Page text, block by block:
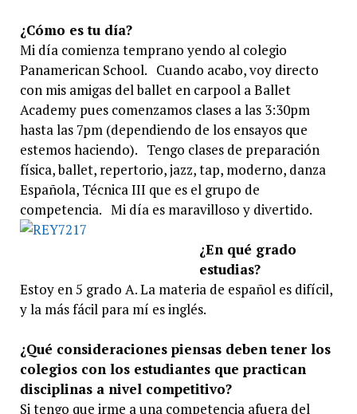
¿Cómo es tu día?
Mi día comienza temprano yendo al colegio
Panamerican School. Cuando acabo, voy directo
con mis amigas del ballet en carpool a Ballet
Academy pues comenzamos clases a las 3:30pm
hasta las 7pm (dependiendo de los ensayos que
estemos haciendo). Tengo clases de preparación
física, ballet, repertorio, jazz, tap, moderno, danza
Española, Técnica III que es el grupo de
competencia. Mi día es maravilloso y divertido.
¿En qué grado
estudias?
Estoy en 5 grado A. La materia de español es difícil,
y la más fácil para mí es inglés.
¿Qué consideraciones piensas deben tener los
colegios con los estudiantes que practican
disciplinas a nivel competitivo?
Si tengo que irme a una competencia afuera del